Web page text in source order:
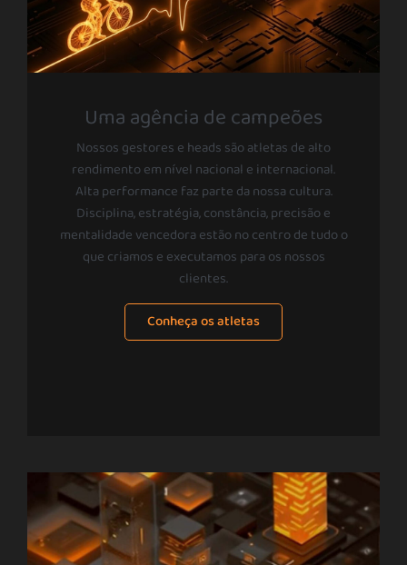
Uma agência de campeões
Nossos gestores e heads são atletas de alto
rendimento em nível nacional e internacional.
Alta performance faz parte da nossa cultura.
Disciplina, estratégia, constância, precisão e
mentalidade vencedora estão no centro de tudo o
que criamos e executamos para os nossos
clientes.
Conheça os atletas